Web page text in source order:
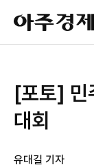
아
주
경
[포토] 민
대회
유대길 기자